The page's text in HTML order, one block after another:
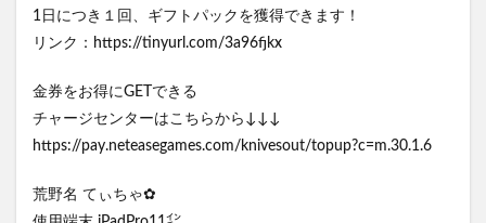
1日につき１回、ギフトパックを獲得できます！
リンク：https://tinyurl.com/3a96fjkx
金券をお得にGETできる
チャージセンターはこちらから↓↓↓
https://pay.neteasegames.com/knivesout/topup?c=m.30.1.6
荒野名 てぃちゃ✿